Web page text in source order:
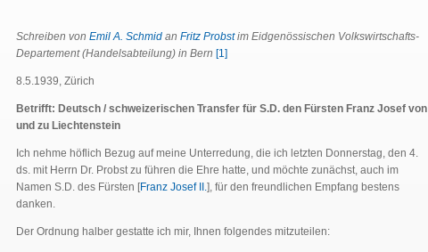
Schreiben von Emil A. Schmid an Fritz Probstim Eidgenössischen Volkswirtschafts-
Departement (Handelsabteilung) in Bern [1]
8.5.1939, Zürich
Betrifft: Deutsch / schweizerischen Transfer für S.D. den Fürsten Franz Josef von
und zu Liechtenstein
Ich nehme höflich Bezug auf meine Unterredung, die ich letzten Donnerstag, den 4.
ds. mit Herrn Dr. Probst zu führen die Ehre hatte, und möchte zunächst, auch im
Namen S.D. des Fürsten [Franz Josef II.], für den freundlichen Empfang bestens
danken.
Der Ordnung halber gestatte ich mir, Ihnen folgendes mitzuteilen: